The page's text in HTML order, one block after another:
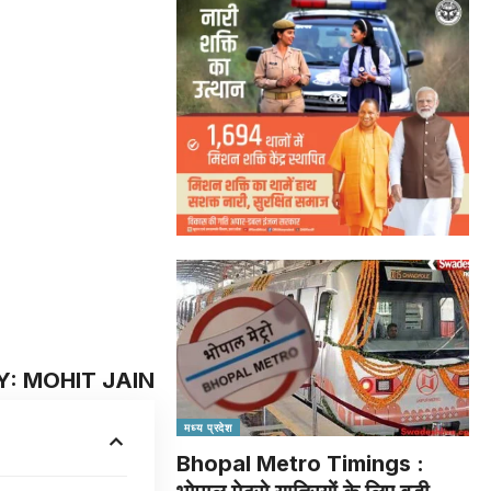
MOHIT JAIN
मध्य प्रदेश
Bhopal Metro Timings :